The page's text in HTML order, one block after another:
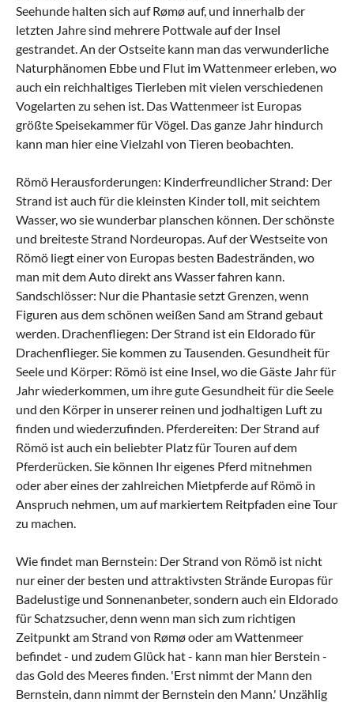
Seehunde halten sich auf Rømø auf, und innerhalb der
letzten Jahre sind mehrere Pottwale auf der Insel
gestrandet. An der Ostseite kann man das verwunderliche
Naturphänomen Ebbe und Flut im Wattenmeer erleben, wo
auch ein reichhaltiges Tierleben mit vielen verschiedenen
Vogelarten zu sehen ist. Das Wattenmeer ist Europas
größte Speisekammer für Vögel. Das ganze Jahr hindurch
kann man hier eine Vielzahl von Tieren beobachten.
Römö Herausforderungen: Kinderfreundlicher Strand: Der
Strand ist auch für die kleinsten Kinder toll, mit seichtem
Wasser, wo sie wunderbar planschen können. Der schönste
und breiteste Strand Nordeuropas. Auf der Westseite von
Römö liegt einer von Europas besten Badestränden, wo
man mit dem Auto direkt ans Wasser fahren kann.
Sandschlösser: Nur die Phantasie setzt Grenzen, wenn
Figuren aus dem schönen weißen Sand am Strand gebaut
werden. Drachenfliegen: Der Strand ist ein Eldorado für
Drachenflieger. Sie kommen zu Tausenden. Gesundheit für
Seele und Körper: Römö ist eine Insel, wo die Gäste Jahr für
Jahr wiederkommen, um ihre gute Gesundheit für die Seele
und den Körper in unserer reinen und jodhaltigen Luft zu
finden und wiederzufinden. Pferdereiten: Der Strand auf
Römö ist auch ein beliebter Platz für Touren auf dem
Pferderücken. Sie können Ihr eigenes Pferd mitnehmen
oder aber eines der zahlreichen Mietpferde auf Römö in
Anspruch nehmen, um auf markiertem Reitpfaden eine Tour
zu machen.
Wie findet man Bernstein: Der Strand von Römö ist nicht
nur einer der besten und attraktivsten Strände Europas für
Badelustige und Sonnenanbeter, sondern auch ein Eldorado
für Schatzsucher, denn wenn man sich zum richtigen
Zeitpunkt am Strand von Rømø oder am Wattenmeer
befindet - und zudem Glück hat - kann man hier Berstein -
das Gold des Meeres finden. 'Erst nimmt der Mann den
Bernstein, dann nimmt der Bernstein den Mann.' Unzählig